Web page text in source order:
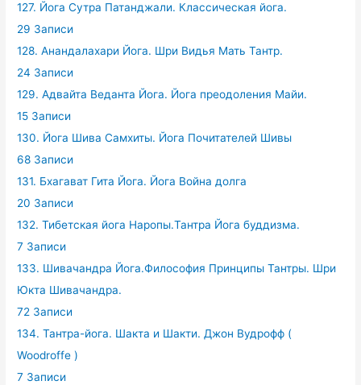
127. Йога Сутра Патанджали. Классическая йога.
29 Записи
128. Анандалахари Йога. Шри Видья Мать Тантр.
24 Записи
129. Адвайта Веданта Йога. Йога преодоления Майи.
15 Записи
130. Йога Шива Самхиты. Йога Почитателей Шивы
68 Записи
131. Бхагават Гита Йога. Йога Война долга
20 Записи
132. Тибетская йога Наропы.Тантра Йога буддизма.
7 Записи
133. Шивачандра Йога.Философия Принципы Тантры. Шри
Юкта Шивачандра.
72 Записи
134. Тантра-йога. Шакта и Шакти. Джон Вудрофф (
Woodroffe )
7 Записи